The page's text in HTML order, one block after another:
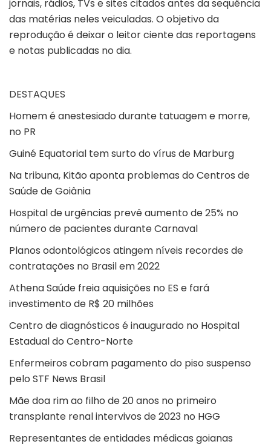
jornais, rádios, TVs e sites citados antes da sequência
das matérias neles veiculadas. O objetivo da
reprodução é deixar o leitor ciente das reportagens
e notas publicadas no dia.
DESTAQUES
Homem é anestesiado durante tatuagem e morre,
no PR
Guiné Equatorial tem surto do vírus de Marburg
Na tribuna, Kitão aponta problemas do Centros de
Saúde de Goiânia
Hospital de urgências prevê aumento de 25% no
número de pacientes durante Carnaval
Planos odontológicos atingem níveis recordes de
contratações no Brasil em 2022
Athena Saúde freia aquisições no ES e fará
investimento de R$ 20 milhões
Centro de diagnósticos é inaugurado no Hospital
Estadual do Centro-Norte
Enfermeiros cobram pagamento do piso suspenso
pelo STF News Brasil
Mãe doa rim ao filho de 20 anos no primeiro
transplante renal intervivos de 2023 no HGG
Representantes de entidades médicas goianas